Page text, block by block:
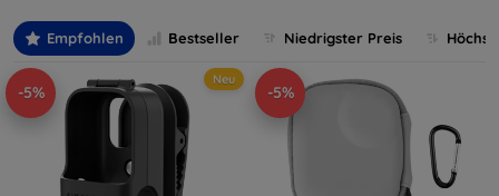
Empfohlen Bestseller Niedrigster Preis
-5%
Neu
-5%